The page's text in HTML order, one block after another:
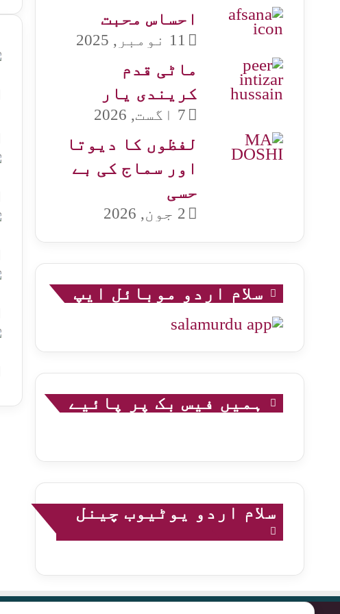
احساس محبت
11 نومبر, 2025
ماٹی قدم
کریندی یار
7 اگست, 2026
لفظوں کا دیوتا
اور سماج کی بے
حسی
2 جون, 2026
سلام اردو موبائل ایپ
ہمیں فیس بک پر پائیے
سلام اردو یوٹیوب چینل